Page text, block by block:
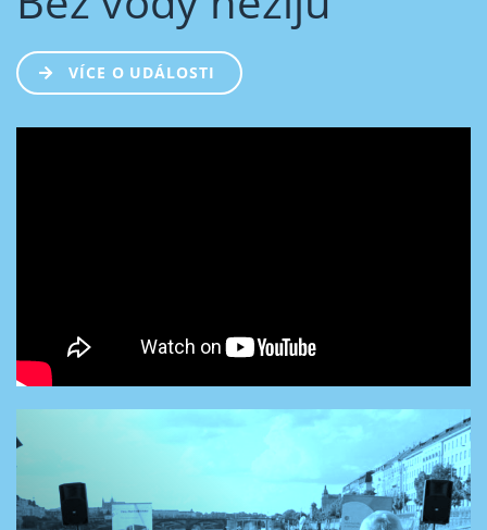
VÍCE O UDÁLOSTI